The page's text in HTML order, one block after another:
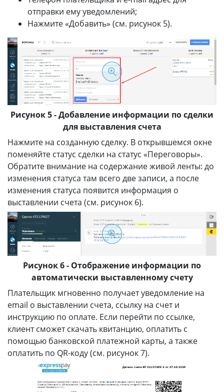
отправки ему уведомлений;
Нажмите «Добавить» (см. рисунок 5).
Рисунок 5 - Добавление информации по сделки
для выставления счета
Нажмите на созданную сделку. В открывшемся окне
поменяйте статус сделки на статус «Переговоры».
Обратите внимание на содержание живой ленты: до
изменения статуса там всего две записи, а после
изменения статуса появится информация о
выставлении счета (см. рисунок 6).
Рисунок 6 - Отображение информации по
автоматически выставленному счету
Плательщик мгновенно получает уведомление на
email о выставлении счета, ссылку на счет и
инструкцию по оплате. Если перейти по ссылке,
клиент сможет скачать квитанцию, оплатить с
помощью банковской платежной карты, а также
оплатить по QR-коду (см. рисунок 7).